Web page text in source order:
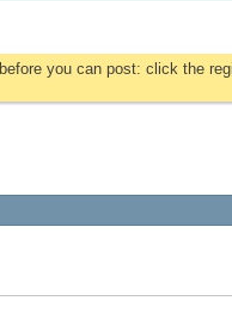
before you can post: click the